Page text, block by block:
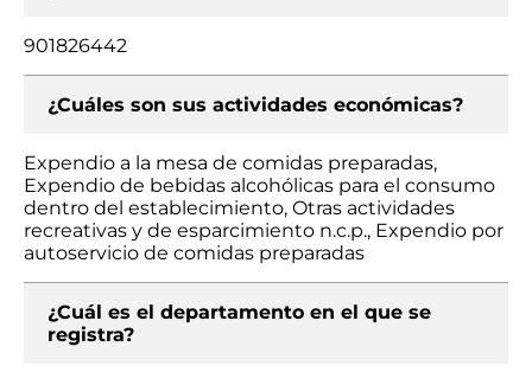
901826442
¿Cuáles son sus actividades económicas?
Expendio a la mesa de comidas preparadas,
Expendio de bebidas alcohólicas para el consumo
dentro del establecimiento, Otras actividades
recreativas y de esparcimiento n.c.p., Expendio por
autoservicio de comidas preparadas
¿Cuál es el departamento en el que se
registra?